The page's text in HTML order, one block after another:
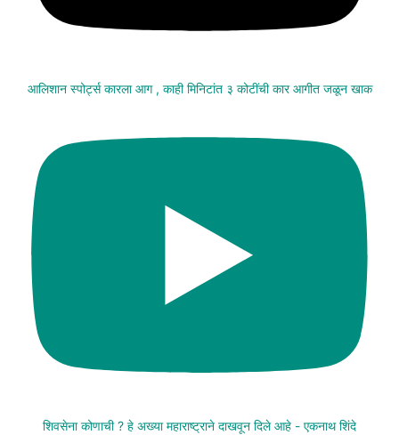
आलिशान स्पोर्ट्स कारला आग , काही मिनिटांत ३ कोटींची कार आगीत जळून खाक
शिवसेना कोणाची ? हे अख्या महाराष्ट्राने दाखवून दिले आहे - एकनाथ शिंदे